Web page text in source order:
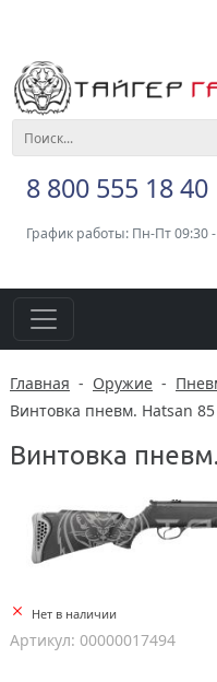
8 800 555 18 40
График работы: Пн-Пт 09:30
Главная - Оружие -
Винтовка пневм. Hatsan 85
Винтовка
Нет в наличии
Артикул: 00000017494